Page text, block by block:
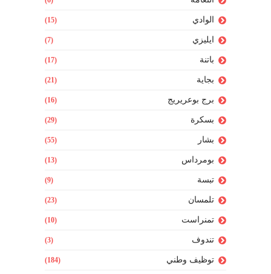
الوادي (15)
ايليزي (7)
باتنة (17)
بجاية (21)
برج بوعريريج (16)
بسكرة (29)
بشار (55)
بومرداس (13)
تبسة (9)
تلمسان (23)
تمنراست (10)
تندوف (3)
توظيف وطني (184)